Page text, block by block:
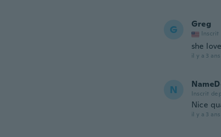
G Greg
Inscrit
she
il y a 3 ans
N Inscrit
Nice
il y a 3 ans